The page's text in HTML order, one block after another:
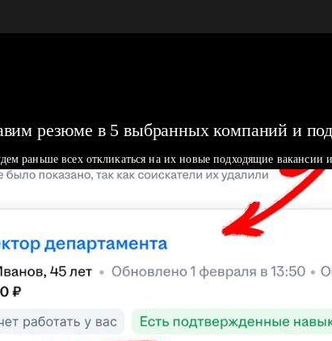
резюме в 5 выбранных компаний и
раньше всех откликаться на их новые подходящие вакансии